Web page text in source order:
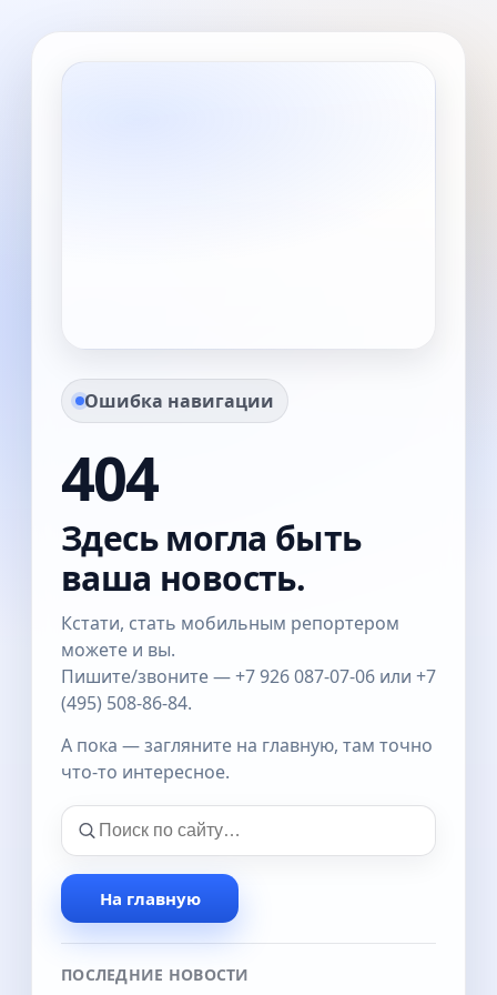
Ошибка навигации
404
Здесь могла быть
ваша новость.
Кстати, стать мобильным репортером
можете и вы.
Пишите/звоните — +7 926 087-07-06 или +7
(495) 508-86-84.
А пока — загляните на главную, там точно
что-то интересное.
На главную
ПОСЛЕДНИЕ НОВОСТИ